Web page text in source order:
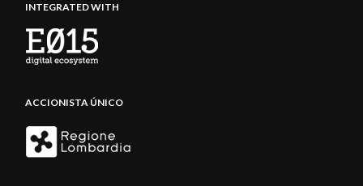
INTEGRATED WITH
ACCIONISTA ÚNICO